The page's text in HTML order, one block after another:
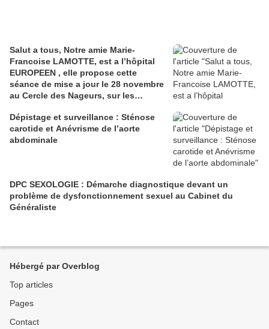
Salut a tous, Notre amie Marie-
Francoise LAMOTTE, est a l’hôpital
EUROPEEN , elle propose cette
séance de mise a jour le 28 novembre
au Cercle des Nageurs, sur les
Dépistage et surveillance : Sténose
carotide et Anévrisme de l’aorte
abdominale
DPC SEXOLOGIE : Démarche diagnostique devant un
problème de dysfonctionnement sexuel au Cabinet du
Généraliste
Hébergé par Overblog
Top articles
Pages
Contact